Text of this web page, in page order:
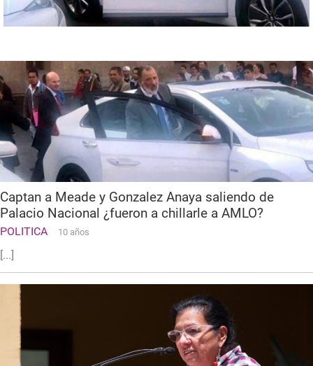
Captan a Meade y Gonzalez Anaya saliendo de
Palacio Nacional ¿fueron a chillarle a AMLO?
POLITICA 10 años
[...]